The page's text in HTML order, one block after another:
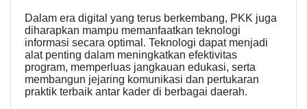
Dalam era digital yang terus berkembang, PKK juga
diharapkan mampu memanfaatkan teknologi
informasi secara optimal. Teknologi dapat menjadi
alat penting dalam meningkatkan efektivitas
program, memperluas jangkauan edukasi, serta
membangun jejaring komunikasi dan pertukaran
praktik terbaik antar kader di berbagai daerah.